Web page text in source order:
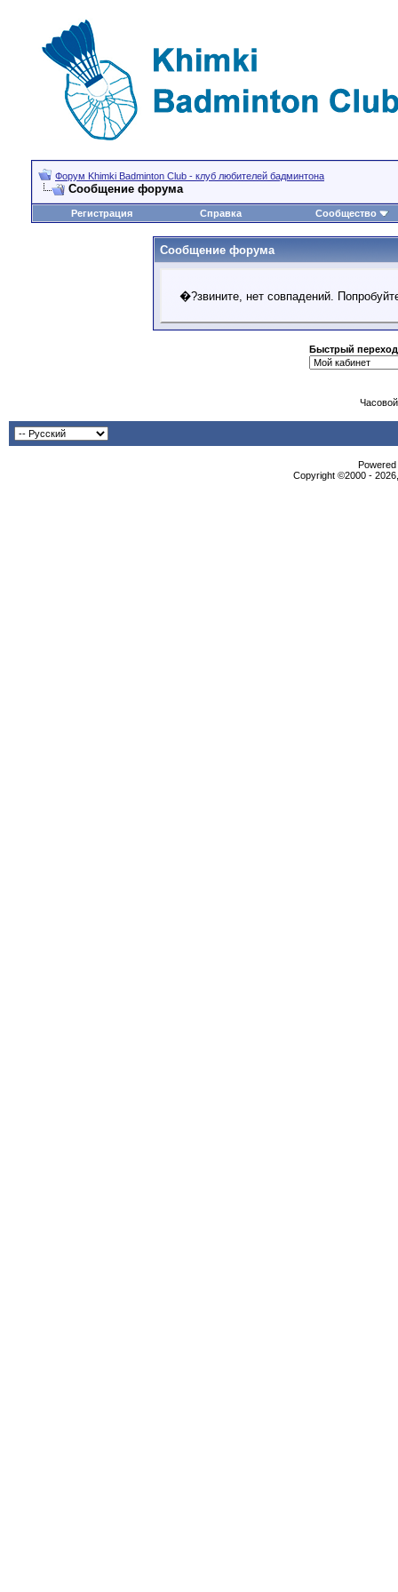
Форум Khimki Badminton Club - клуб любителей бадминтона
Сообщение форума
Регистрация Справка Сообщество
Сообщение форума
�?звините, нет совпадений.
Быстрый переход
Copyright ©2000 -